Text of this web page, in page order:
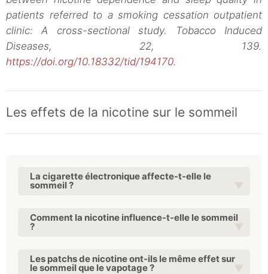
patients referred to a smoking cessation outpatient
clinic: A cross-sectional study. Tobacco Induced
Diseases, 22, 139.
https://doi.org/10.18332/tid/194170.
Les effets de la nicotine sur le sommeil
La cigarette électronique affecte-t-elle le
sommeil ?
Comment la nicotine influence-t-elle le sommeil
?
Les patchs de nicotine ont-ils le même effet sur
le sommeil que le vapotage ?